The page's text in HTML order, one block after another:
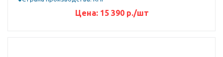
Цена: 15 390р./шт